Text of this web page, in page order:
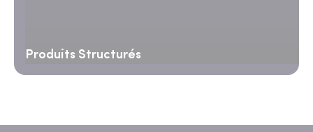
Produits Structurés